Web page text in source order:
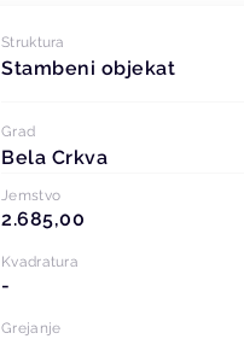
Struktura
Stambeni objekat
Grad
Bela Crkva
Jemstvo
2.685,00
Kvadratura
-
Grejanje